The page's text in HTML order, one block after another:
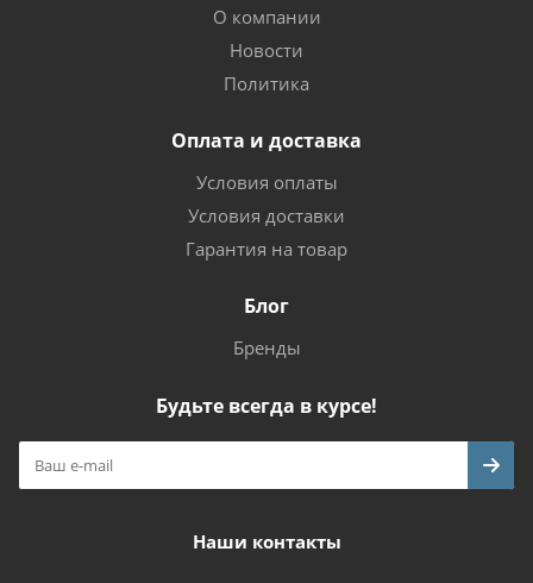
О компании
Новости
Политика
Оплата и доставка
Условия оплаты
Условия доставки
Гарантия на товар
Блог
Бренды
Будьте всегда в курсе!
Наши контакты